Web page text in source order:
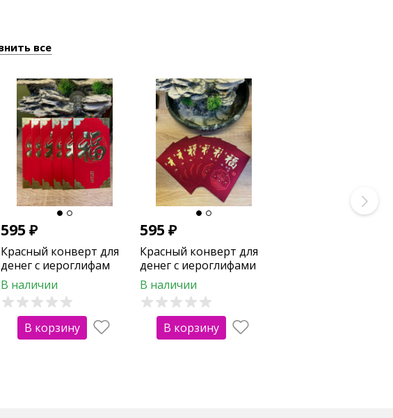
все
595₽
Красный конверт для
денег с иероглифам
"Счастье" (6шт)
В наличии
В корзину
595₽
Красный конверт для
денег с иероглифами
"Пожелание счастья"
(6шт)
В наличии
В корзину